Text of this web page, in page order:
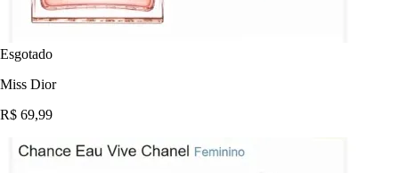
Esgotado
Miss Dior
R$ 69,99